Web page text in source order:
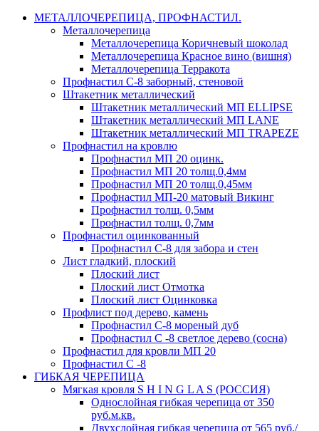
МЕТАЛЛОЧЕРЕПИЦА, ПРОФНАСТИЛ.
Металлочерепица
Металлочерепица Коричневый шоколад
Металлочерепица Красное вино (вишня)
Металлочерепица Терракота
Профнастил С-8 заборный, стеновой
Штакетник металлический
Штакетник металлический МП ELLIPSE
Штакетник металлический МП LАNE
Штакетник металлический МП TRAPEZE
Профнастил на кровлю
Профнастил МП 20 оцинк.
Профнастил МП 20 толщ.0,4мм
Профнастил МП 20 толщ.0,45мм
Профнастил МП-20 матовый Викинг
Профнастил толщ. 0,5мм
Профнастил толщ. 0,7мм
Профнастил оцинкованный
Профнастил С-8 для забора и стен
Лист гладкий, плоский
Плоский лист
Плоский лист Отмотка
Плоский лист Оцинковка
Профлист под дерево, камень
Профнастил С-8 мореный дуб
Профнастил С -8 светлое дерево (сосна)
Профнастил для кровли МП 20
Профнастил С -8
ГИБКАЯ ЧЕРЕПИЦА
Мягкая кровля S H I N G L A S (РОССИЯ)
Однослойная гибкая черепица от 350
руб.м.кв.
Двухслойная гибкая черепица от 565 руб./